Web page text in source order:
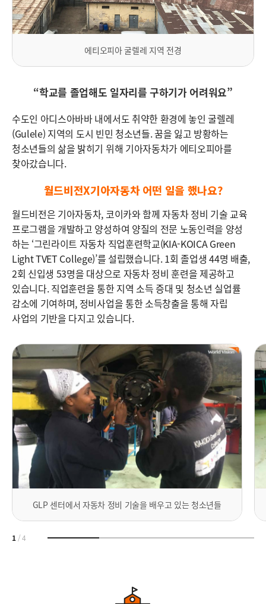
에티오피아 굴렐레 지역 전경
“학교를 졸업해도 일자리를 구하기가 어려워요”
수도인 아디스아바바 내에서도 취약한 환경에 놓인 굴렐레
(Gulele) 지역의 도시 빈민 청소년들. 꿈을 잃고 방황하는
청소년들의 삶을 밝히기 위해 기아자동차가 에티오피아를
찾아갔습니다.
월드비전X기아자동차 어떤 일을 했나요?
월드비전은 기아자동차, 코이카와 함께 자동차 정비 기술 교육
프로그램을 개발하고 양성하여 양질의 전문 노동인력을 양성
하는 ‘그린라이트 자동차 직업훈련학교(KIA-KOICA Green
Light TVET College)’를 설립했습니다. 1회 졸업생 44명 배출,
2회 신입생 53명을 대상으로 자동차 정비 훈련을 제공하고
있습니다. 직업훈련을 통한 지역 소득 증대 및 청소년 실업률
감소에 기여하며, 정비사업을 통한 소득창출을 통해 자립
사업의 기반을 다지고 있습니다.
GLP 센터에서 자동차 정비 기술을 배우고 있는 청소년들
1/4